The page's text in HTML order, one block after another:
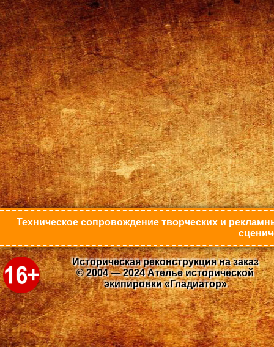
Техническое сопровождение творческих и
Историческая реконструкция на заказ
© 2004 — 2024 Ателье исторической
экипировки «Гладиатор»